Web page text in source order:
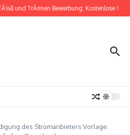
und TrÃ¤nen Bewerbung: Kostenlose
des Stromanbieters Vorlage: